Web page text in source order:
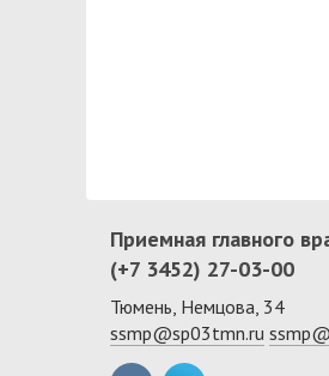
Приемная главного
(+7 3452) 27-03-00
Тюмень, Немцова, 34
ssmp@sp03tmn.ru